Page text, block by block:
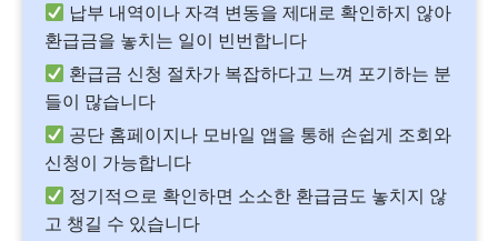
납부 내역이나 자격 변동을 제대로 확인하지 않아
환급금을 놓치는 일이 빈번합니다
환급금 신청 절차가 복잡하다고 느껴 포기하는 분
들이 많습니다
공단 홈페이지나 모바일 앱을 통해 손쉽게 조회와
신청이 가능합니다
정기적으로 확인하면 소소한 환급금도 놓치지 않
고 챙길 수 있습니다